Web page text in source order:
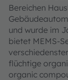
Bereichen
und wurde im
bietet MEMS-
flüchtige
organic